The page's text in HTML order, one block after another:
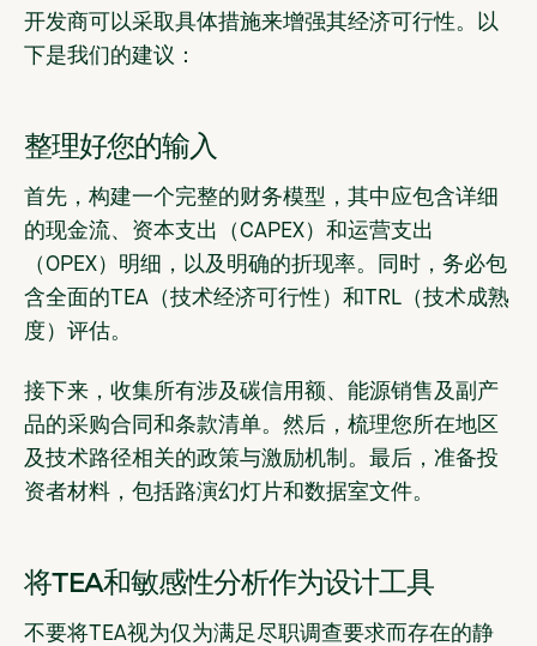
开发商可以采取具体措施来增强其经济可行性。以
下是我们的建议：
整理好您的输入
首先，构建一个完整的财务模型，其中应包含详细
的现金流、资本支出（CAPEX）和运营支出
（OPEX）明细，以及明确的折现率。同时，务必包
含全面的TEA（技术经济可行性）和TRL（技术成熟
度）评估。
接下来，收集所有涉及碳信用额、能源销售及副产
品的采购合同和条款清单。然后，梳理您所在地区
及技术路径相关的政策与激励机制。最后，准备投
资者材料，包括路演幻灯片和数据室文件。
将TEA和敏感性分析作为设计工具
不要将TEA视为仅为满足尽职调查要求而存在的静